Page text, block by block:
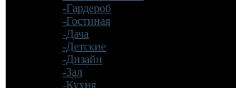
-Гардероб
-Гостиная
-Дача
-Детские
-Дизайн
-Зал
-Кухня